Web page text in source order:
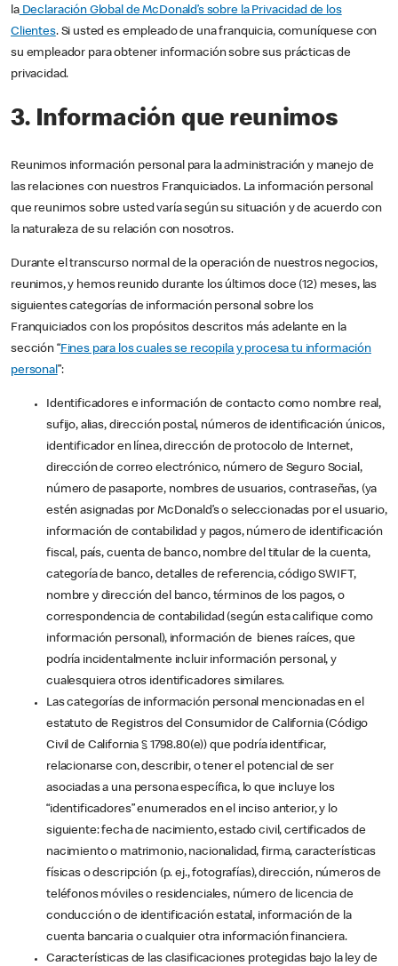
laDeclaración Global de McDonald’s sobre la Privacidad de los
Clientes. Si usted es empleado de una franquicia, comuníquese con
su empleador para obtener información sobre sus prácticas de
privacidad.
3. Información que reunimos
Reunimos información personal para la administración y manejo de
las relaciones con nuestros Franquiciados. La información personal
que reunimos sobre usted varía según su situación y de acuerdo con
la naturaleza de su relación con nosotros.
Durante el transcurso normal de la operación de nuestros negocios,
reunimos, y hemos reunido durante los últimos doce (12) meses, las
siguientes categorías de información personal sobre los
Franquiciados con los propósitos descritos más adelante en la
sección “Fines para los cuales se recopila y procesa tu información
personal ”:
Identificadores e información de contacto como nombre real,
sufijo, alias, dirección postal, números de identificación únicos,
identificador en línea, dirección de protocolo de Internet,
dirección de correo electrónico, número de Seguro Social,
número de pasaporte, nombres de usuarios, contraseñas, (ya
estén asignadas por McDonald’s o seleccionadas por el usuario,
información de contabilidad y pagos, número de identificación
fiscal, país, cuenta de banco, nombre del titular de la cuenta,
categoría de banco, detalles de referencia, código SWIFT,
nombre y dirección del banco, términos de los pagos, o
correspondencia de contabilidad (según esta califique como
información personal), información de bienes raíces, que
podría incidentalmente incluir información personal, y
cualesquiera otros identificadores similares.
Las categorías de información personal mencionadas en el
estatuto de Registros del Consumidor de California (Código
Civil de California § 1798.80(e)) que podría identificar,
relacionarse con, describir, o tener el potencial de ser
asociadas a una persona específica, lo que incluye los
“identificadores” enumerados en el inciso anterior, y lo
siguiente: fecha de nacimiento, estado civil, certificados de
nacimiento o matrimonio, nacionalidad, firma, características
físicas o descripción (p. ej., fotografías), dirección, números de
teléfonos móviles o residenciales, número de licencia de
conducción o de identificación estatal, información de la
cuenta bancaria o cualquier otra información financiera.
Características de las clasificaciones protegidas bajo la ley de